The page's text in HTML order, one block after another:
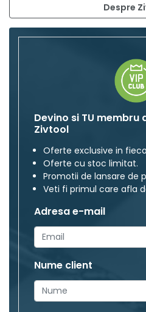
Despre
Devino si TU membru
Zivtool
Oferte exclusive in
Oferte cu stoc limitat.
Promotii de lansare de
Veti fi primul care afla
Adresa e-mail
Nume client